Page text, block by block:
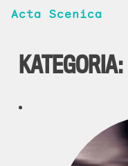
Acta Scenica
KATEGORIA: